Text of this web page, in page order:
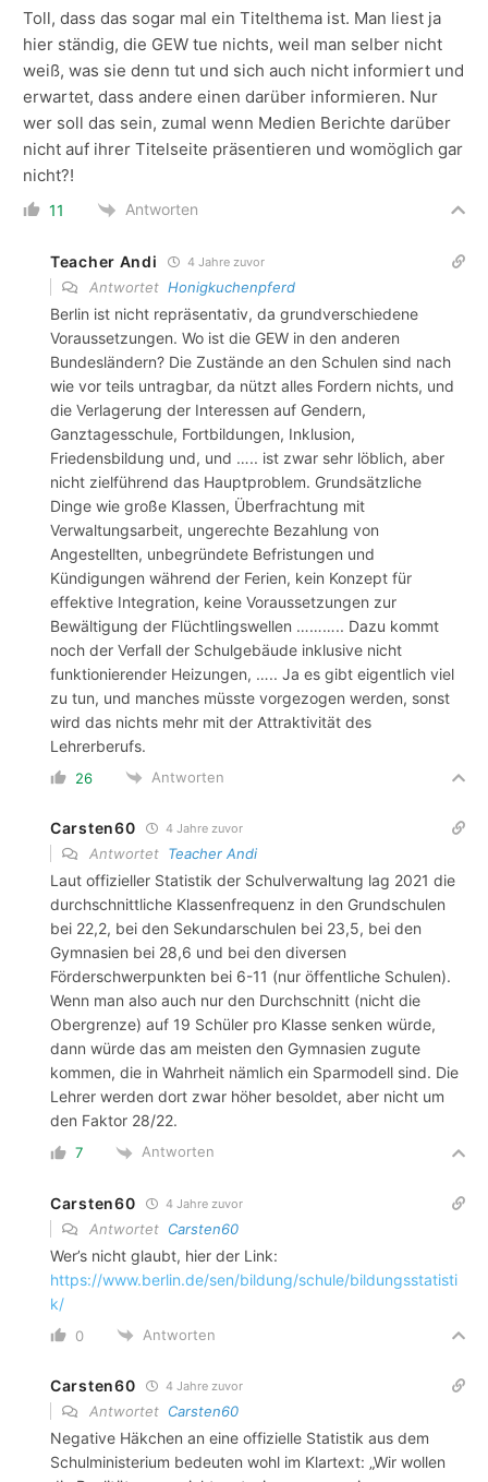
Toll, dass das sogar mal ein Titelthema ist. Man liest ja
hier ständig, die GEW tue nichts, weil man selber nicht
weiß, was sie denn tut und sich auch nicht informiert und
erwartet, dass andere einen darüber informieren. Nur
wer soll das sein, zumal wenn Medien Berichte darüber
nicht auf ihrer Titelseite präsentieren und womöglich gar
nicht?!
11 Antworten
Teacher Andi 4 Jahre zuvor
Antwortet Honigkuchenpferd
Berlin ist nicht repräsentativ, da grundverschiedene
Voraussetzungen. Wo ist die GEW in den anderen
Bundesländern? Die Zustände an den Schulen sind nach
wie vor teils untragbar, da nützt alles Fordern nichts, und
die Verlagerung der Interessen auf Gendern,
Ganztagesschule, Fortbildungen, Inklusion,
Friedensbildung und, und ….. ist zwar sehr löblich, aber
nicht zielführend das Hauptproblem. Grundsätzliche
Dinge wie große Klassen, Überfrachtung mit
Verwaltungsarbeit, ungerechte Bezahlung von
Angestellten, unbegründete Befristungen und
Kündigungen während der Ferien, kein Konzept für
effektive Integration, keine Voraussetzungen zur
Bewältigung der Flüchtlingswellen ……….. Dazu kommt
noch der Verfall der Schulgebäude inklusive nicht
funktionierender Heizungen, ….. Ja es gibt eigentlich viel
zu tun, und manches müsste vorgezogen werden, sonst
wird das nichts mehr mit der Attraktivität des
Lehrerberufs.
26 Antworten
Carsten60 4 Jahre zuvor
Antwortet Teacher Andi
Laut offizieller Statistik der Schulverwaltung lag 2021 die
durchschnittliche Klassenfrequenz in den Grundschulen
bei 22,2, bei den Sekundarschulen bei 23,5, bei den
Gymnasien bei 28,6 und bei den diversen
Förderschwerpunkten bei 6-11 (nur öffentliche Schulen).
Wenn man also auch nur den Durchschnitt (nicht die
Obergrenze) auf 19 Schüler pro Klasse senken würde,
dann würde das am meisten den Gymnasien zugute
kommen, die in Wahrheit nämlich ein Sparmodell sind. Die
Lehrer werden dort zwar höher besoldet, aber nicht um
den Faktor 28/22.
7 Antworten
Carsten60 4 Jahre zuvor
Antwortet Carsten60
Wer’s nicht glaubt, hier der Link:
https://www.berlin.de/sen/bildung/schule/bildungsstatisti
k/
0 Antworten
Carsten60 4 Jahre zuvor
Antwortet Carsten60
Negative Häkchen an eine offizielle Statistik aus dem
Schulministerium bedeuten wohl im Klartext: „Wir wollen